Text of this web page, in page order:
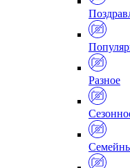
Разное